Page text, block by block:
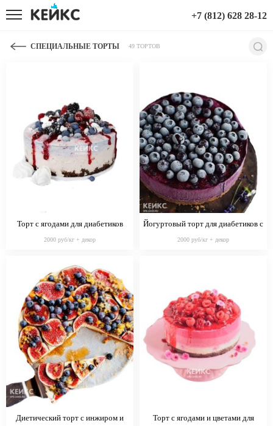
+7 (812) 628 28-12
СПЕЦИАЛЬНЫЕ ТОРТЫ 49 ТОРТОВ
Торт с ягодами для диабетиков
2000 руб/кг + декор
Йогуртовый торт для диабетиков с
2000 руб/кг + декор
Диетический торт с инжиром и
Торт с ягодами и цветами для